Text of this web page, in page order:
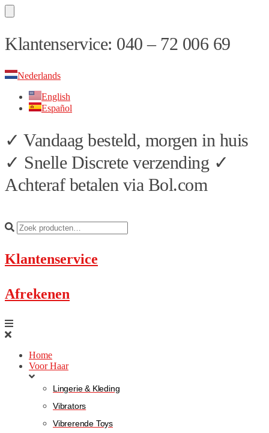
Skip
to
Skip
to
Klantenservice: 040 – 72 006 69
Nederlands
English
Español
✓ Vandaag besteld, morgen in huis
✓ Snelle Discrete verzending ✓
Achteraf betalen via Bol.com
Klantenservice
Afrekenen
Home
Voor Haar
Lingerie & Kleding
Vibrators
Vibrerende Toys